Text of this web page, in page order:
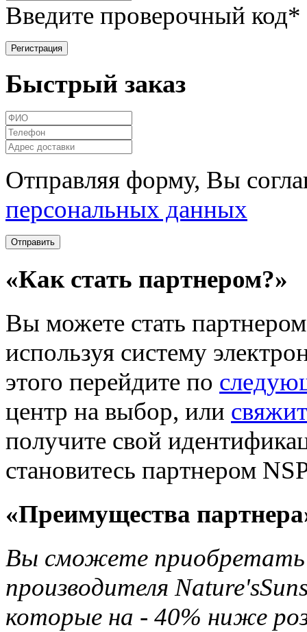
Введите проверочный код*
Быстрый заказ
Отправляя форму, Вы
персональных данных
«Как стать партнером?»
Вы можете стать
используя систему
этого перейдите по
центр на выбор, или
получите свой
становитесь партнером
«Преимущества
Вы сможете приобретать
производителя
которые на - 40% ниже